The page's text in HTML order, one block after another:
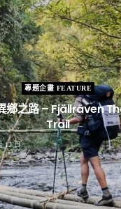
專題企畫 FEATURE
鄉之路 – Fjällräven
Trail
12 日